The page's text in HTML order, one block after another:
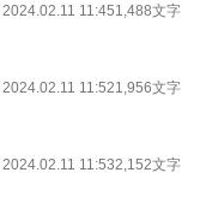
2024.02.11 11:451,488文字
2024.02.11 11:521,956文字
2024.02.11 11:532,152文字